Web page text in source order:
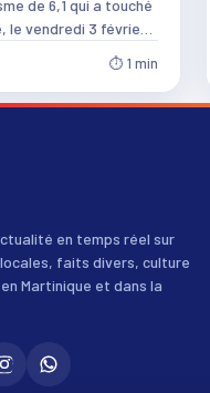
de 6,1 qui a touché
le vendredi 3 février
⏱ 1 min
en temps réel sur
faits divers, culture
Martinique et dans la